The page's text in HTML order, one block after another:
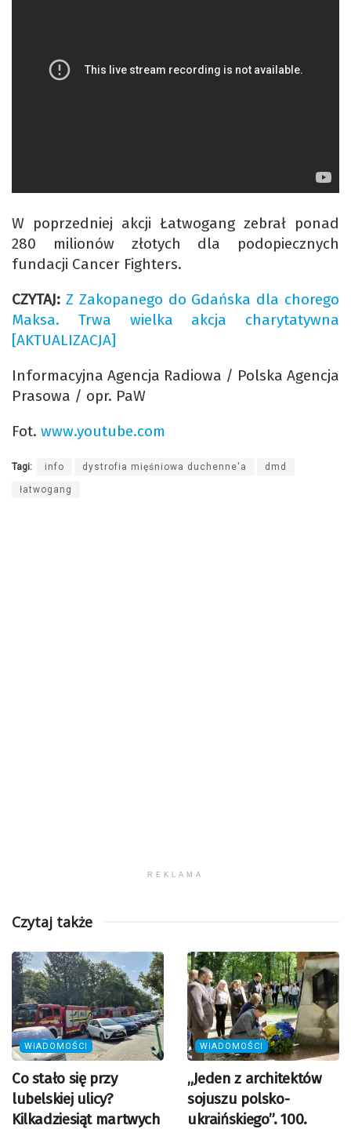
W poprzedniej akcji Łatwogang zebrał ponad
280 milionów złotych dla podopiecznych
fundacji Cancer Fighters.
CZYTAJ: Z Zakopanego do Gdańska dla chorego
Maksa. Trwa wielka akcja charytatywna
[AKTUALIZACJA]
Informacyjna Agencja Radiowa / Polska Agencja
Prasowa / opr. PaW
Fot. www.youtube.com
Tagi: info dystrofia mięśniowa duchenne'a dmd
łatwogang
REKLAMA
Czytaj także
WIADOMOŚCI
Co stało się przy
lubelskiej ulicy?
Kilkadziesiąt martwych
WIADOMOŚCI
„Jeden z architektów
sojuszu polsko-
ukraińskiego”. 100.